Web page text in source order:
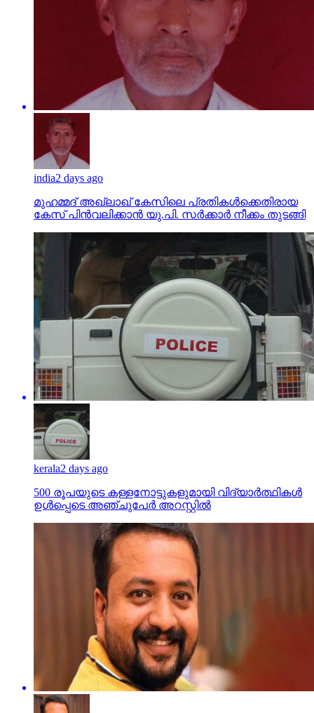
india2 days ago
മുഹമ്മദ് അഖ്‌ലാഖ് കേസിലെ പ്രതികള്‍ക്കെതിരായ
കേസ് പിന്‍വലിക്കാന്‍ യു.പി. സര്‍ക്കാര്‍ നീക്കം തുടങ്ങി
kerala2 days ago
500 രൂപയുടെ കള്ളനോട്ടുകളുമായി വിദ്യാര്‍ത്ഥികള്‍
ഉള്‍പ്പെടെ അഞ്ചുപേര്‍ അറസ്റ്റില്‍